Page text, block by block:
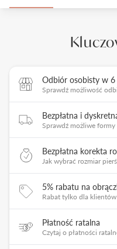
Odbiór osobisty w 6
Sprawdź możliwość
Bezpłatna i
Sprawdź możliwe
Bezpłatna korekta
Jak wybrać rozmiar
5% rabatu na
Rabat tylko dla
Płatność ratalna
Czytaj o płatności